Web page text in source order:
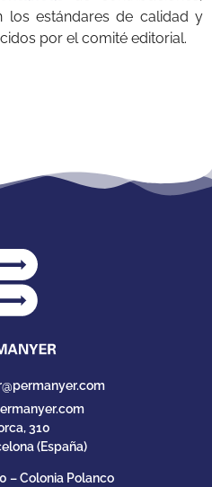
los estándares de calidad y
por el comité editorial.
310
(España)
– Colonia Polanco